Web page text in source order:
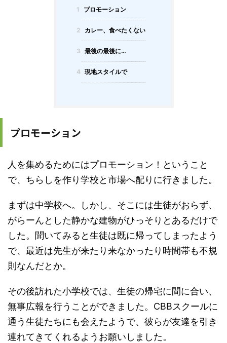
1 プロモーション
2 カレー、食べたくない
3 最後の最後に…
4 現地スタイルで
プロモーション
人を集めるためにはプロモーション！ということ
で、ちらしを作り学校と市場へ配りに行きました。
まずは中学校へ。しかし、そこには生徒がおらず、
がらーんとした静かな建物がひっそりとあるだけで
した。聞いてみると生徒は既に帰ってしまったよう
で、最近は先生が来たり来なかったり時間帯も不規
則なんだとか。
その後訪れた小学校では、生徒の帰宅に間に合い、
無事広報を行うことができました。CBBスクールに
通う生徒たちにも会えたようで、彼らが友達を引き
連れてきてくれるようお願いしました。